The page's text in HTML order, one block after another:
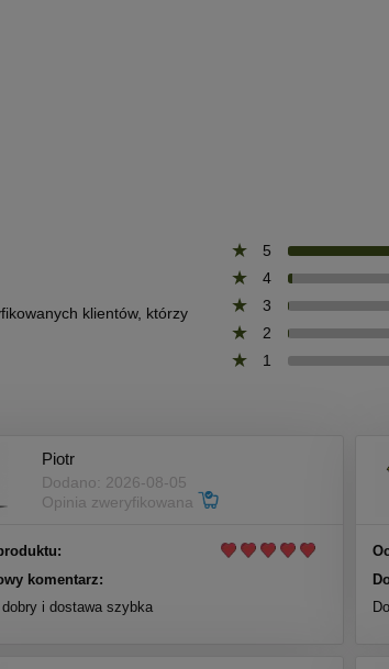
klientów, którzy
5
4
3
2
1
Piotr
Dodano: 2026-08-05
Opinia zweryfikowana
komentarz:
dobry i dostawa szybka